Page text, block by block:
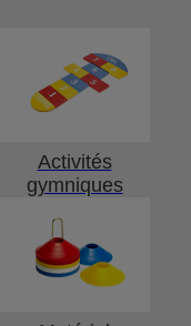
Activités
gymniques